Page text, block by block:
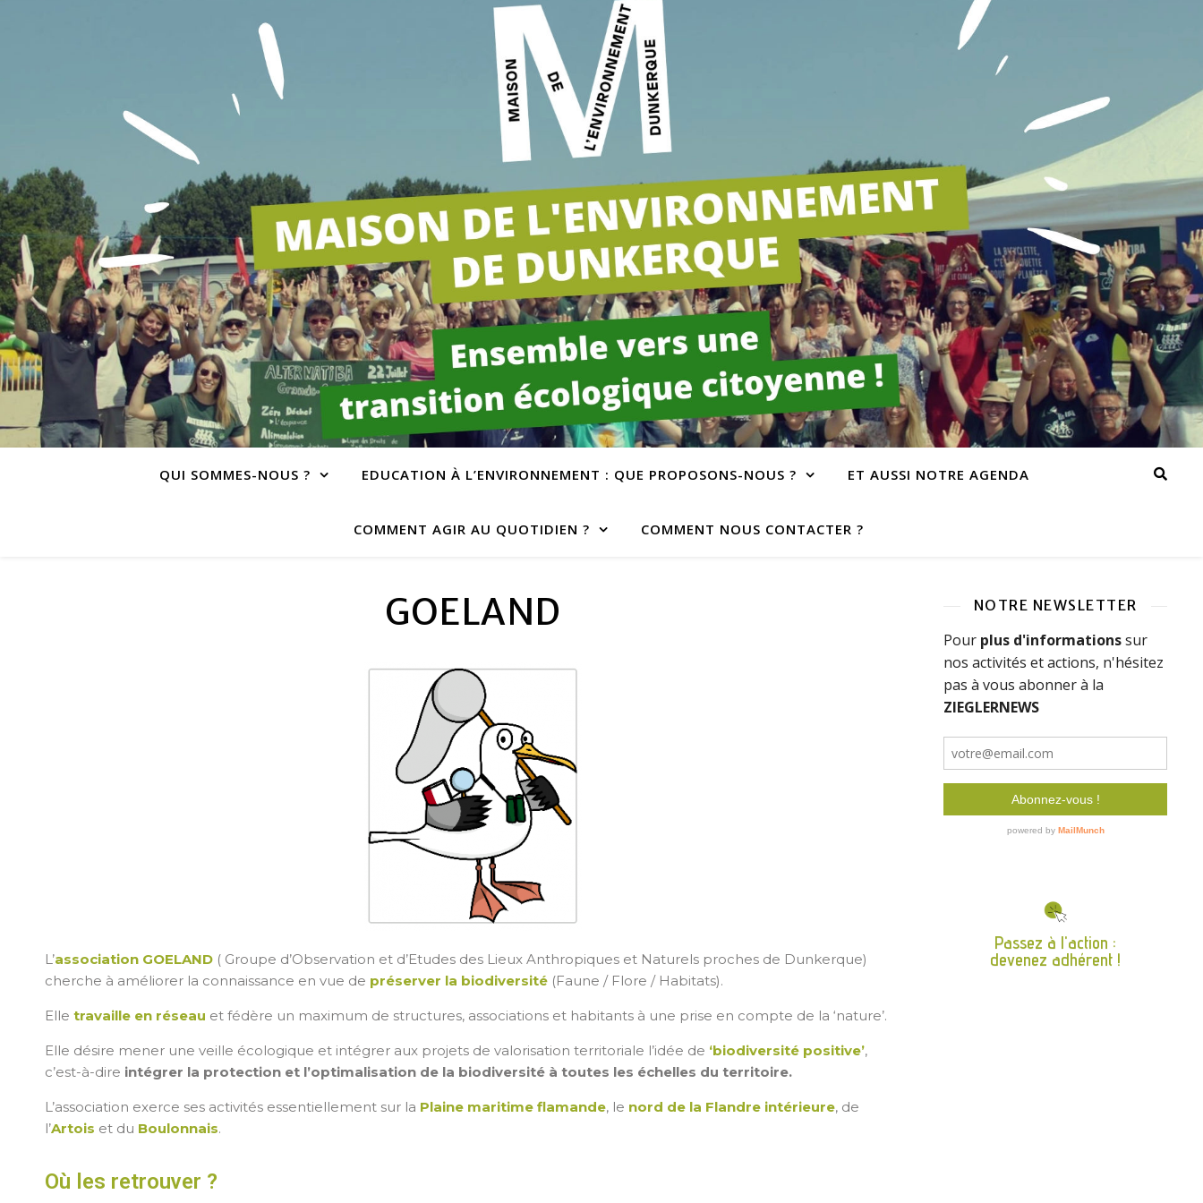
QUI SOMMES-NOUS ? EDUCATION À L’ENVIRONNEMENT : QUE PROPOSONS-NOUS ? ET AUSSI NOTRE AGENDA
COMMENT AGIR AU QUOTIDIEN ? COMMENT NOUS CONTACTER ?
GOELAND
L’association GOELAND ( Groupe d’Observation et d’Etudes des Lieux Anthropiques et Naturels proches de Dunkerque)
cherche à améliorer la connaissance en vue de préserver la biodiversité (Faune / Flore / Habitats).
Elle travaille en réseau et fédère un maximum de structures, associations et habitants à une prise en compte de la ‘nature’.
Elle désire mener une veille écologique et intégrer aux projets de valorisation territoriale l’idée de ‘biodiversité positive’,
c’est-à-dire intégrer la protection et l’optimalisation de la biodiversité à toutes les échelles du territoire.
L’association exerce ses activités essentiellement sur la Plaine maritime flamande, le nord de la Flandre intérieure, de
l’Artois et du Boulonnais.
Où les retrouver ?
NOTRE NEWSLETTER
Passez à l'action :
devenez adhérent !